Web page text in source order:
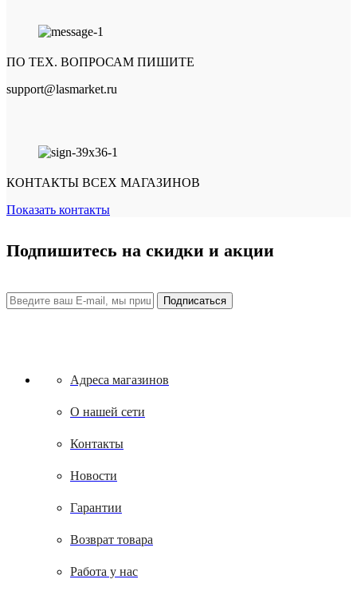
ПО ТЕХ. ВОПРОСАМ ПИШИТЕ
support@lasmarket.ru
КОНТАКТЫ ВСЕХ МАГАЗИНОВ
Показать контакты
Подпишитесь на скидки и акции
Адреса магазинов
О нашей сети
Контакты
Новости
Гарантии
Возврат товара
Работа у нас